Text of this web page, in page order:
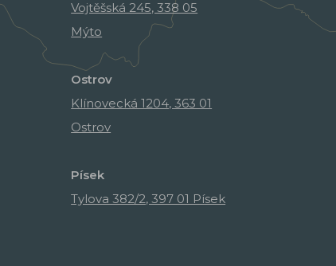
Vojtěšská 245, 338 05
Mýto
Ostrov
Klínovecká 1204, 363 01
Ostrov
Písek
Tylova 382/2, 397 01 Písek